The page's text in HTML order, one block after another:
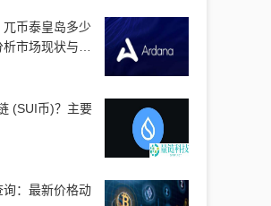
币泰皇岛多少
市场现状与未
(SUI币)？主要
：最新价格动